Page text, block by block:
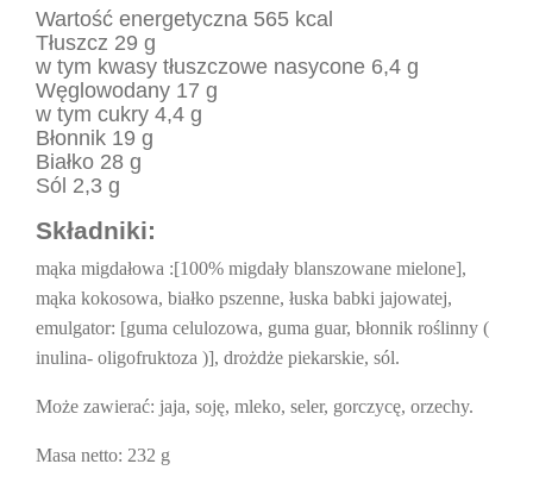
Wartość energetyczna 565 kcal
Tłuszcz 29 g
w tym kwasy tłuszczowe nasycone 6,4 g
Węglowodany 17 g
w tym cukry 4,4 g
Błonnik 19 g
Białko 28 g
Sól 2,3 g
Składniki:
mąka migdałowa :[100% migdały blanszowane mielone],
mąka kokosowa, białko pszenne, łuska babki jajowatej,
emulgator: [guma celulozowa, guma guar, błonnik roślinny (
inulina- oligofruktoza )], drożdże piekarskie, sól.
Może zawierać: jaja, soję, mleko, seler, gorczycę, orzechy.
Masa netto: 232 g